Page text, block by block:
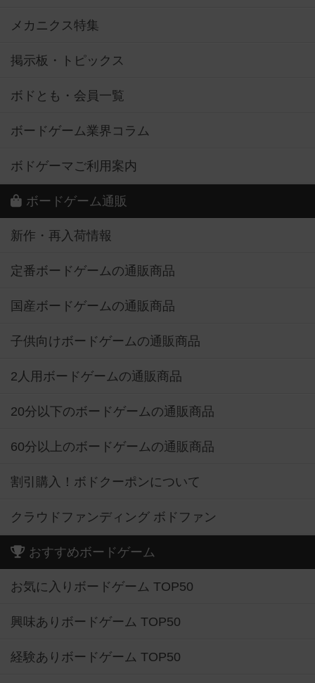
メカニクス特集
掲示板・トピックス
ボドとも・会員一覧
ボードゲーム業界コラム
ボドゲーマご利用案内
ボードゲーム通販
新作・再入荷情報
定番ボードゲームの通販商品
国産ボードゲームの通販商品
子供向けボードゲームの通販商品
2人用ボードゲームの通販商品
20分以下のボードゲームの通販商品
60分以上のボードゲームの通販商品
割引購入！ボドクーポンについて
クラウドファンディング ボドファン
おすすめボードゲーム
お気に入りボードゲーム TOP50
興味ありボードゲーム TOP50
経験ありボードゲーム TOP50